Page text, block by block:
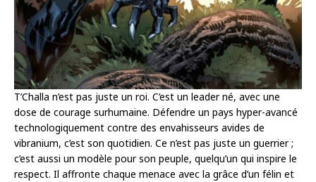
T’Challa n’est pas juste un roi. C’est un leader né, avec une
dose de courage surhumaine. Défendre un pays hyper-avancé
technologiquement contre des envahisseurs avides de
vibranium, c’est son quotidien. Ce n’est pas juste un guerrier ;
c’est aussi un modèle pour son peuple, quelqu’un qui inspire le
respect. Il affronte chaque menace avec la grâce d’un félin et